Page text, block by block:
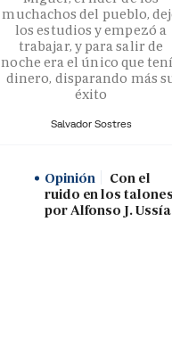
muchachos del pueblo,
los estudios y empezó a
trabajar, y para salir de
noche era el único que
dinero, disparando más
éxito
Salvador Sostres
Opinión
Con el
ruido en los
por Alfonso J. Ussía